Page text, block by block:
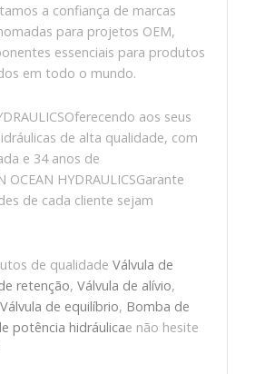
a confiança de marcas
para projetos OEM,
essenciais para produtos
em todo o mundo.
aos seus
de alta qualidade, com
e 34 anos de
OCEAN HYDRAULICSGarante
de cada cliente sejam
de qualidade Válvula de
retenção, Válvula de alívio,
Válvula de equilíbrio, Bomba de
potência hidráulicae não hesite